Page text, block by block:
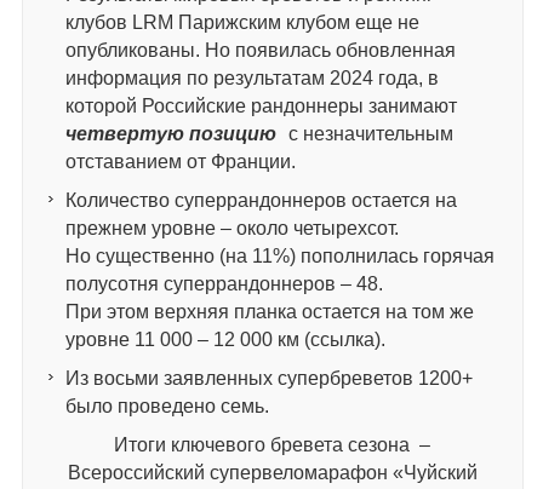
клубов LRM Парижским клубом еще не
опубликованы. Но появилась обновленная
информация по результатам 2024 года, в
которой Российские рандоннеры занимают
четвертую позицию
с незначительным
отставанием от Франции.
Количество суперрандоннеров остается на
прежнем уровне – около четырехсот.
Но существенно (на 11%) пополнилась горячая
полусотня суперрандоннеров – 48.
При этом верхняя планка остается на том же
уровне 11 000 – 12 000 км (ссылка).
Из восьми заявленных супербреветов 1200+
было проведено семь.
Итоги ключевого бревета сезона –
Всероссийский супервеломарафон «Чуйский